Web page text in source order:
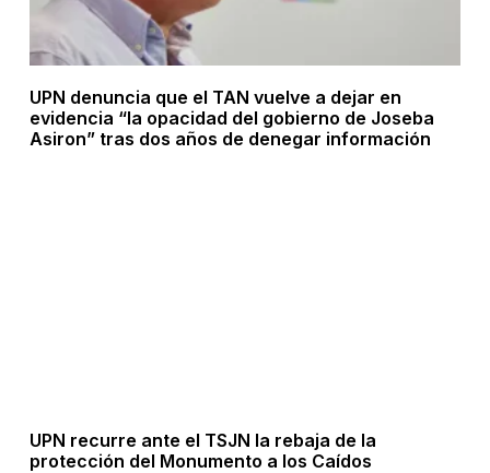
UPN denuncia que el TAN vuelve a dejar en
evidencia “la opacidad del gobierno de Joseba
Asiron” tras dos años de denegar información
UPN recurre ante el TSJN la rebaja de la
protección del Monumento a los Caídos